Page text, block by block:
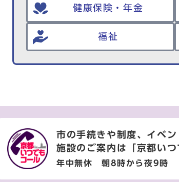
健康保険・年金
福祉
市の手続きや制度、イベン
施設のご案内は
「京都い
年中無休 朝8時から夜9時